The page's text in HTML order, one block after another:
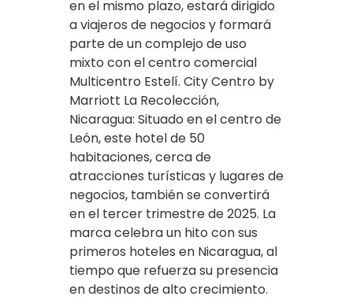
en el mismo plazo, estará dirigido
a viajeros de negocios y formará
parte de un complejo de uso
mixto con el centro comercial
Multicentro Estelí. City Centro by
Marriott La Recolección,
Nicaragua: Situado en el centro de
León, este hotel de 50
habitaciones, cerca de
atracciones turísticas y lugares de
negocios, también se convertirá
en el tercer trimestre de 2025. La
marca celebra un hito con sus
primeros hoteles en Nicaragua, al
tiempo que refuerza su presencia
en destinos de alto crecimiento.